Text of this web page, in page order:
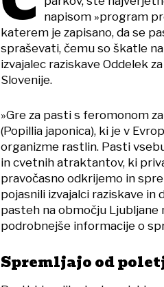
napisom »program
katerem je zapisano, da se
spraševati, čemu so škatle
izvajalec raziskave Oddelek
Slovenije.
»Gre za pasti s feromonom
(Popillia japonica), ki je v
organizme rastlin. Pasti
in cvetnih atraktantov, ki
pravočasno odkrijemo in
pojasnili izvajalci raziskave in
pasteh na območju Ljubljane
podrobnejše informacije o
Spremljajo od